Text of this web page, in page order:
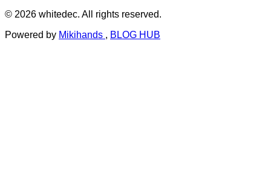
© 2026 whitedec. All rights reserved.
Powered by Mikihands , BLOG HUB